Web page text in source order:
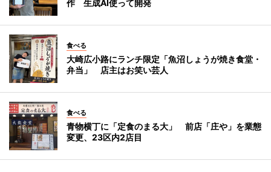
作 生成AI使って開発
食べる
大崎広小路にランチ限定「魚沼しょうが焼き食堂・
弁当」 店主はお笑い芸人
食べる
青物横丁に「定食のまる大」 前店「庄や」を業態
変更、23区内2店目